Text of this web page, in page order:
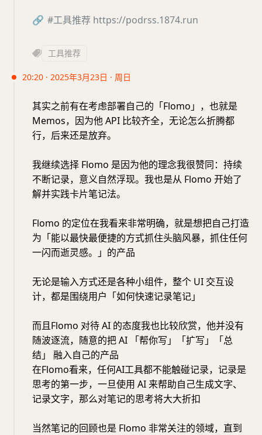
🔗 #工具推荐 https://podrss.1874.run
工具推荐
20:20 · 2025年3月23日 · 周日
其实之前有在考虑部署自己的「Flomo」，也就是
Memos，因为他 API 比较齐全，无论怎么折腾都
行，后来还是放弃。
我继续选择 Flomo 是因为他的理念我很赞同：持续
不断记录，意义自然浮现。我也是从 Flomo 开始了
解并实践卡片笔记法。
Flomo 的定位在我看来非常明确，就是想把自己打造
为「能以最快最便捷的方式抓住头脑风暴，抓住任何
一闪而逝灵感。」的产品
无论是输入方式还是各种小组件，整个 UI 交互设
计，都是围绕用户「如何快速记录笔记」
而且Flomo 对待 AI 的态度我也比较欣赏，他并没有
随波逐流，随意的把 AI 「帮你写」「扩写」「总
结」 融入自己的产品
在Flomo看来，任何AI工具都不能触碰记录，记录是
思考的第一步，一旦使用 AI 来帮助自己生成文字、
记录文字，那么对笔记的思考将大大折扣
当然笔记的回顾也是 Flomo 非常关注的领域，直到